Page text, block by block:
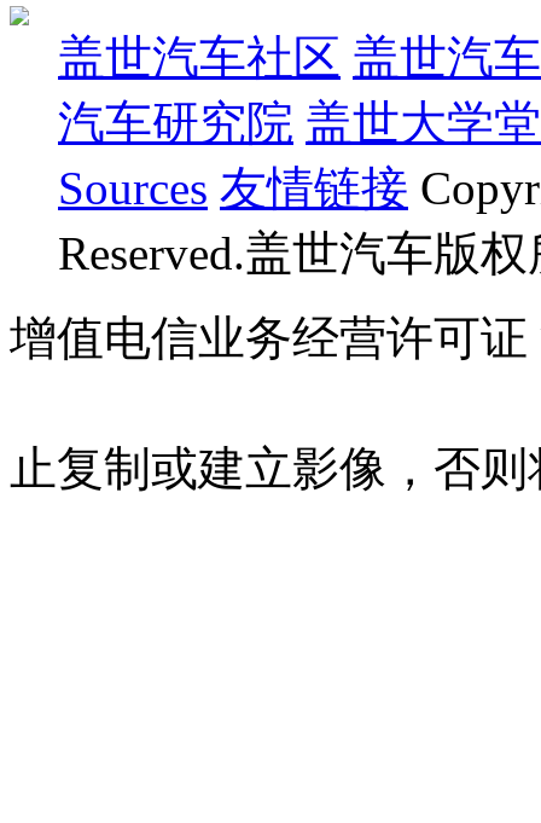
盖世汽车社区 盖世汽
汽车研究院 盖世大学堂
Sources 友情链接
Reserved.盖世汽车版
增值电信业务经营许可证
止复制或建立影像，否